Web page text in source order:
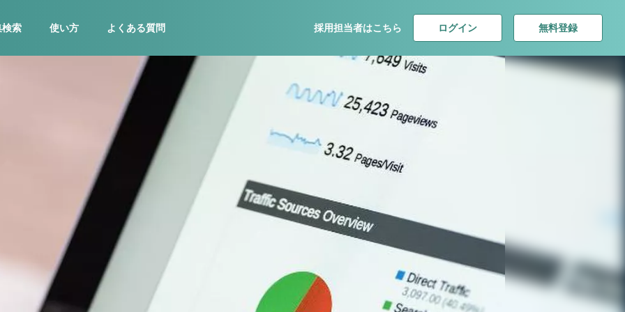
検索 使い方 よくある質問 採用担当者はこちら ログイン 無料登録